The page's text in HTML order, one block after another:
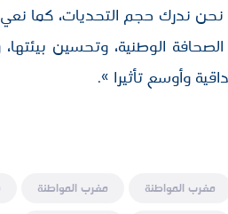
نحن ندرك حجم التحديات، كما
الوطنية، وتحسين
وأوسع تأثيرا ».
مغرب المواطنة مغرب المواطنة